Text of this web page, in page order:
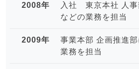
2008年
入社 東京本社 人
などの業務を担当
2009年
事業本部 企画推進
業務を担当